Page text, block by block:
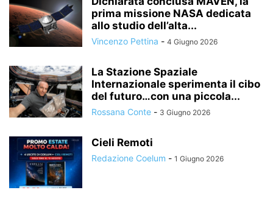
prima missione NASA dedicata
allo studio dell’alta...
Vincenzo Pettina - 4 Giugno 2026
La Stazione Spaziale
Internazionale sperimenta il cibo
del futuro…con una piccola...
Rossana Conte - 3 Giugno 2026
Cieli Remoti
Redazione Coelum - 1 Giugno 2026